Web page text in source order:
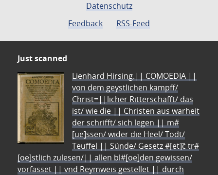
Datenschutz
Feedback
RSS-Feed
Just scanned
Lienhard Hirsing.|| COMOEDIA ||
von dem geystlichen kampff/
Christ=||licher Ritterschafft/ das
ist/ wie die || Christen aus warheit
der schrifft/ sich legen || m#
[ue]ssen/ wider die Heel/ Todt/
Teuffel || Sünde/ Gesetz #[et]c̃ tr#
[oe]stlich zulesen/|| allen bl#[oe]den gewissen/
vorfasset || vnd Reymweis gestellet || durch